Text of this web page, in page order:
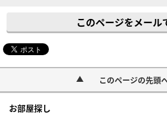
このページをメール
このページの先頭
お部屋探し